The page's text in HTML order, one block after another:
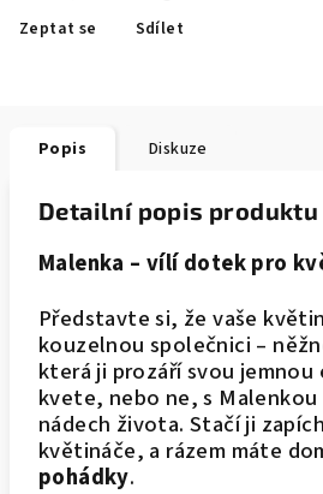
Zeptat se Sdílet
Popis Diskuze
Detailní popis produktu
Malenka – vílí dotek pro
Představte si, že vaše
kouzelnou společnici –
která ji prozáří svou jemnou
kvete, nebo ne, s Malenkou
nádech života. Stačí ji
květináče, a rázem máte
pohádky.